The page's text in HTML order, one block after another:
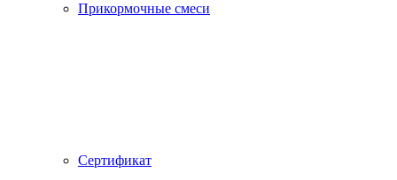
Прикормочные смеси
Сертификат